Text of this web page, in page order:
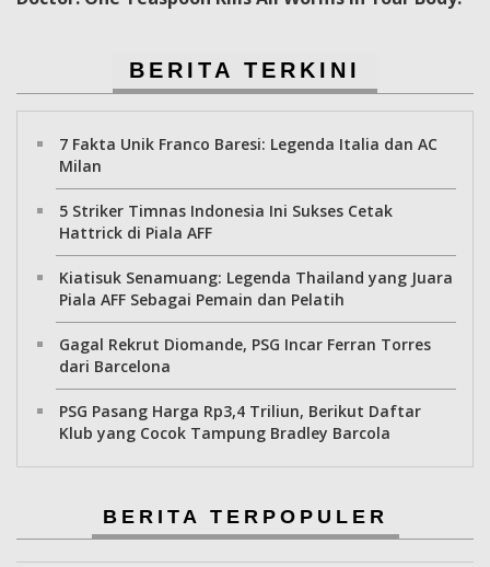
BERITA TERKINI
7 Fakta Unik Franco Baresi: Legenda Italia dan AC
Milan
5 Striker Timnas Indonesia Ini Sukses Cetak
Hattrick di Piala AFF
Kiatisuk Senamuang: Legenda Thailand yang Juara
Piala AFF Sebagai Pemain dan Pelatih
Gagal Rekrut Diomande, PSG Incar Ferran Torres
dari Barcelona
PSG Pasang Harga Rp3,4 Triliun, Berikut Daftar
Klub yang Cocok Tampung Bradley Barcola
BERITA TERPOPULER